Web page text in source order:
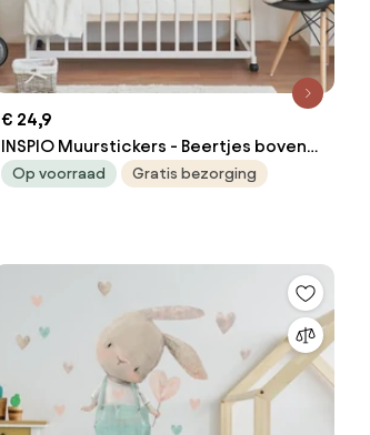
€ 24,9
INSPIO Muurstickers - Beertjes boven
het bedje met een naam
Op voorraad Gratis bezorging